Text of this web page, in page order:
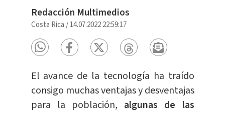
Redacción Multimedios
Costa Rica /14.07.2022 22:59:17
El avance de la tecnología ha traído
consigo muchas ventajas y desventajas
para la población, algunas de las